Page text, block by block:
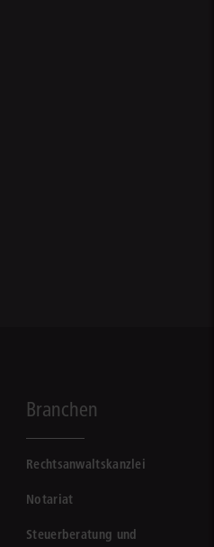
Branchen
Rechtsanwaltskanzlei
Notariat
Steuerberatung und